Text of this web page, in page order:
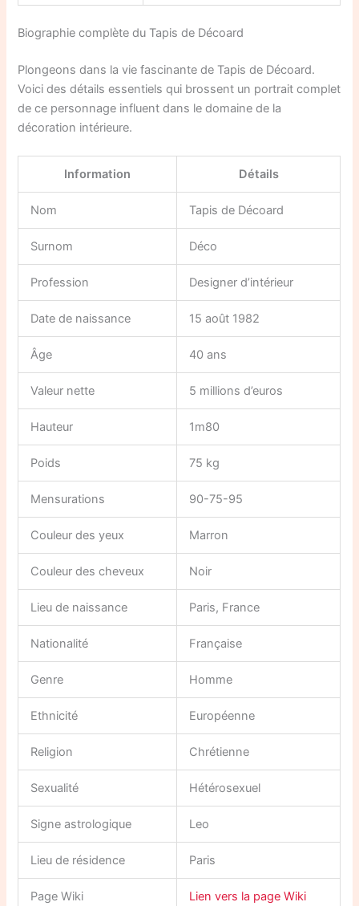
Biographie complète du Tapis de Décoard
Plongeons dans la vie fascinante de Tapis de Décoard.
Voici des détails essentiels qui brossent un portrait complet
de ce personnage influent dans le domaine de la
décoration intérieure.
Information Détails
Nom Tapis de Décoard
Surnom Déco
Profession Designer d’intérieur
Date de naissance 15 août 1982
Âge 40 ans
Valeur nette 5 millions d’euros
Hauteur 1m80
Poids 75 kg
Mensurations 90-75-95
Couleur des yeux Marron
Couleur des cheveux Noir
Lieu de naissance Paris, France
Nationalité Française
Genre Homme
Ethnicité Européenne
Religion Chrétienne
Sexualité Hétérosexuel
Signe astrologique Leo
Lieu de résidence Paris
Page Wiki Lien vers la page Wiki